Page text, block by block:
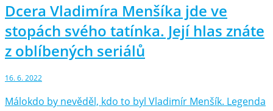
Dcera Vladimíra Menšíka jde ve
stopách svého tatínka. Její hlas znáte
z oblíbených seriálů
16. 6. 2022
Málokdo by nevěděl, kdo to byl Vladimír Menšík. Legenda